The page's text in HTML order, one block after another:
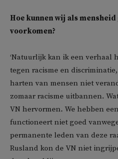
Hoe kunnen wij als
voorkomen?
‘Natuurlijk kan ik een verhaal
tegen racisme en
harten van mensen niet
zomaar racisme uitbannen.
VN hervormen. We hebben
functioneert niet goed
permanente leden van deze
Rusland kon de VN niet